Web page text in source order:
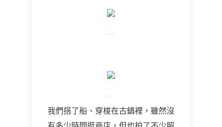
我們搭了船、穿梭在古鎮裡，雖然沒